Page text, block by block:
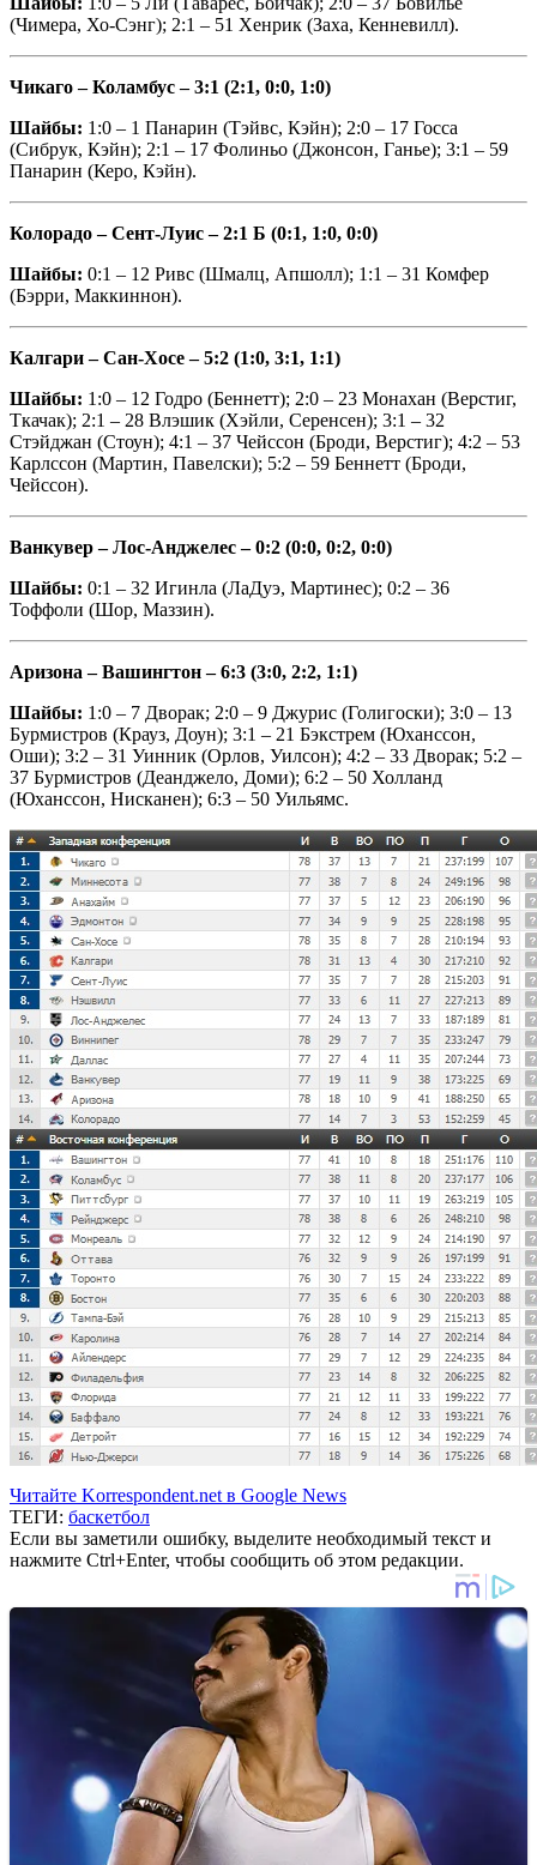
(Чимера, Хо-Сэнг); 2:1 – 51 Хенрик (Заха, Кенневилл).
Чикаго – Коламбус – 3:1 (2:1, 0:0, 1:0)
Шайбы: 1:0 – 1 Панарин (Тэйвс, Кэйн); 2:0 – 17 Госса
(Сибрук, Кэйн); 2:1 – 17 Фолиньо (Джонсон, Ганье); 3:1 – 59
Панарин (Керо, Кэйн).
Колорадо – Сент-Луис – 2:1 Б (0:1, 1:0, 0:0)
Шайбы: 0:1 – 12 Ривс (Шмалц, Апшолл); 1:1 – 31 Комфер
(Бэрри, Маккиннон).
Калгари – Сан-Хосе – 5:2 (1:0, 3:1, 1:1)
Шайбы: 1:0 – 12 Годро (Беннетт); 2:0 – 23 Монахан (Верстиг,
Ткачак); 2:1 – 28 Влэшик (Хэйли, Серенсен); 3:1 – 32
Стэйджан (Стоун); 4:1 – 37 Чейссон (Броди, Верстиг); 4:2 – 53
Карлссон (Мартин, Павелски); 5:2 – 59 Беннетт (Броди,
Чейссон).
Ванкувер – Лос-Анджелес – 0:2 (0:0, 0:2, 0:0)
Шайбы: 0:1 – 32 Игинла (ЛаДуэ, Мартинес); 0:2 – 36
Тоффоли (Шор, Маззин).
Аризона – Вашингтон – 6:3 (3:0, 2:2, 1:1)
Шайбы: 1:0 – 7 Дворак; 2:0 – 9 Джурис (Голигоски); 3:0 – 13
Бурмистров (Крауз, Доун); 3:1 – 21 Бэкстрем (Юханссон,
Оши); 3:2 – 31 Уинник (Орлов, Уилсон); 4:2 – 33 Дворак; 5:2 –
37 Бурмистров (Деанджело, Доми); 6:2 – 50 Холланд
(Юханссон, Нисканен); 6:3 – 50 Уильямс.
Читайте Korrespondent.net в Google News
ТЕГИ: баскетбол
Если вы заметили ошибку, выделите необходимый текст и
нажмите Ctrl+Enter, чтобы сообщить об этом редакции.